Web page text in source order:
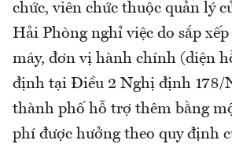
chức, viên chức thuộc quản lý
Hải Phòng nghỉ việc do sắp
máy, đơn vị hành chính (diện
định tại Điều 2 Nghị định 178/
thành phố hỗ trợ thêm bằng
phí được hưởng theo quy định